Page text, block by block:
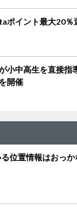
ポイント最大20
小中高生を直接
開催
る位置情報はおっ